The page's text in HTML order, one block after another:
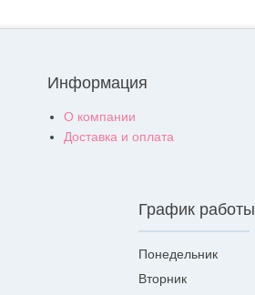
Информация
О компании
Доставка и оплата
График работы
Понедельник
Вторник